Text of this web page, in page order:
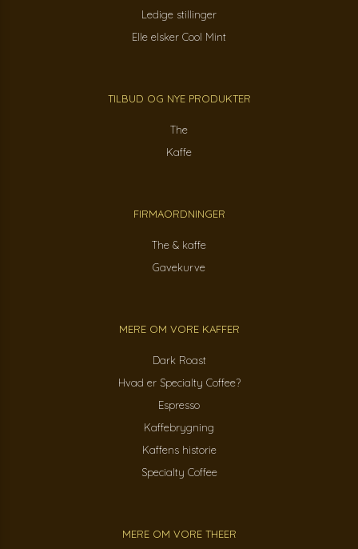
Ledige stillinger
Elle elsker Cool Mint
TILBUD OG NYE PRODUKTER
The
Kaffe
FIRMAORDNINGER
The & kaffe
Gavekurve
MERE OM VORE KAFFER
Dark Roast
Hvad er Specialty Coffee?
Espresso
Kaffebrygning
Kaffens historie
Specialty Coffee
MERE OM VORE THEER